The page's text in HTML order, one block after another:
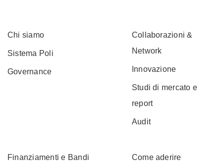
Chi siamo
Sistema Poli
Governance
Collaborazioni &
Network
Innovazione
Studi di mercato e
report
Audit
Finanziamenti e Bandi Come aderire